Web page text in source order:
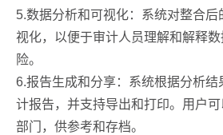
5.数据分析和可视化：系统对整合
视化，以便于审计人员理解和解释
险。
6.报告生成和分享：系统根据分析结
计报告，并支持导出和打印。用户
部门，供参考和存档。